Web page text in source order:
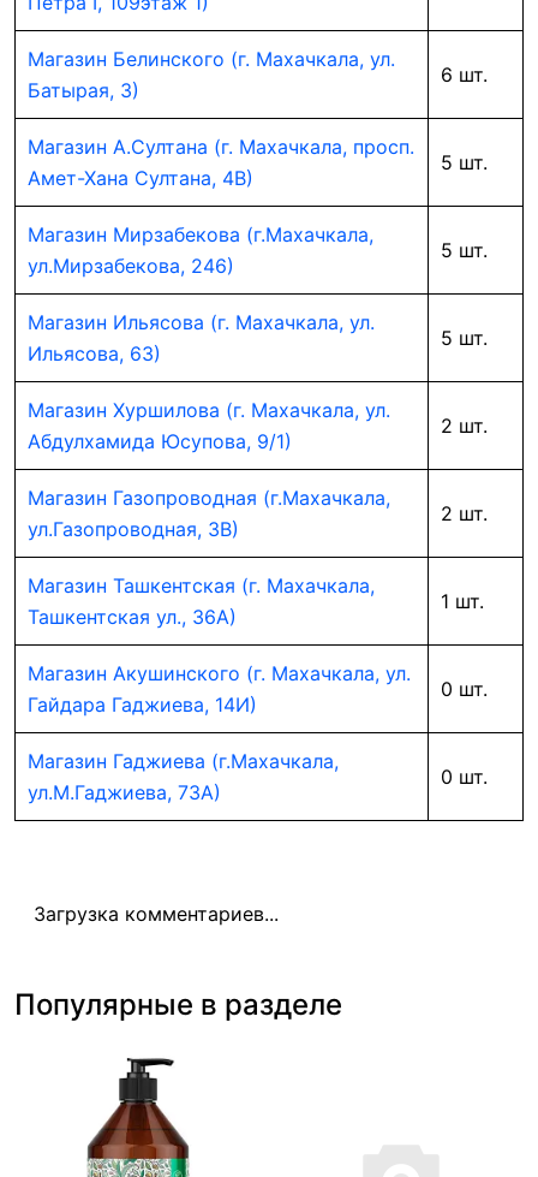
Магазин Белинского (г. Махачкала, ул.
Батырая, 3)
6 шт.
Магазин А.Султана (г. Махачкала, просп.
Амет-Хана Султана, 4В)
5 шт.
Магазин Мирзабекова (г.Махачкала,
ул.Мирзабекова, 246)
5 шт.
Магазин Ильясова (г. Махачкала, ул.
Ильясова, 63)
5 шт.
Магазин Хуршилова (г. Махачкала, ул.
Абдулхамида Юсупова, 9/1)
2 шт.
Магазин Газопроводная (г.Махачкала,
ул.Газопроводная, 3В)
2 шт.
Магазин Ташкентская (г. Махачкала,
Ташкентская ул., 36А)
1 шт.
Магазин Акушинского (г. Махачкала, ул.
Гайдара Гаджиева, 14И)
0 шт.
Магазин Гаджиева (г.Махачкала,
ул.М.Гаджиева, 73А)
0 шт.
Загрузка комментариев...
Популярные в разделе